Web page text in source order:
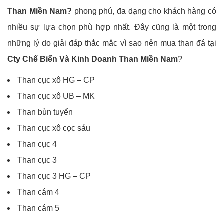
Than Miền Nam? phong phú, đa dạng cho khách hàng có
nhiều sự lựa chọn phù hợp nhất. Đây cũng là một trong
những lý do giải đáp thắc mắc vì sao nên mua than đá tại
Cty Chế Biến Và Kinh Doanh Than Miền Nam?
Than cục xô HG – CP
Than cục xô UB – MK
Than bùn tuyển
Than cục xô cọc sáu
Than cục 4
Than cục 3
Than cục 3 HG – CP
Than cám 4
Than cám 5